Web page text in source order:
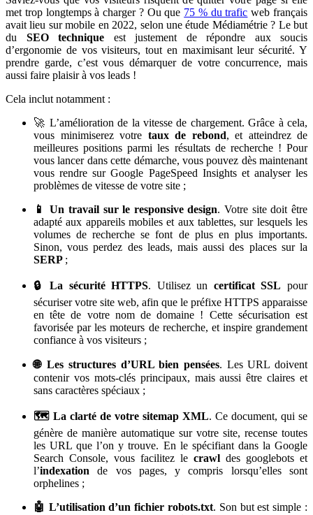
met trop longtemps à charger ? Ou que 75 % du trafic web français
avait lieu sur mobile en 2022, selon une étude Médiamétrie ? Le but
du SEO technique est justement de répondre aux soucis
d’ergonomie de vos visiteurs, tout en maximisant leur sécurité. Y
prendre garde, c’est vous démarquer de votre concurrence, mais
aussi faire plaisir à vos leads !
Cela inclut notamment :
🚀 L’amélioration de la vitesse de chargement. Grâce à cela,
vous minimiserez votre taux de rebond, et atteindrez de
meilleures positions parmi les résultats de recherche ! Pour
vous lancer dans cette démarche, vous pouvez dès maintenant
vous rendre sur Google PageSpeed Insights et analyser les
problèmes de vitesse de votre site ;
📱 Un travail sur le responsive design. Votre site doit être
adapté aux appareils mobiles et aux tablettes, sur lesquels les
volumes de recherche se font de plus en plus importants.
Sinon, vous perdez des leads, mais aussi des places sur la
SERP ;
🔒 La sécurité HTTPS. Utilisez un certificat SSL pour
sécuriser votre site web, afin que le préfixe HTTPS apparaisse
en tête de votre nom de domaine ! Cette sécurisation est
favorisée par les moteurs de recherche, et inspire grandement
confiance à vos visiteurs ;
🌐 Les structures d’URL bien pensées. Les URL doivent
contenir vos mots-clés principaux, mais aussi être claires et
sans caractères spéciaux ;
🗺️ La clarté de votre sitemap XML. Ce document, qui se
génère de manière automatique sur votre site, recense toutes
les URL que l’on y trouve. En le spécifiant dans la Google
Search Console, vous facilitez le crawl des googlebots et
l’indexation de vos pages, y compris lorsqu’elles sont
orphelines ;
🤖 L’utilisation d’un fichier robots.txt. Son but est simple :